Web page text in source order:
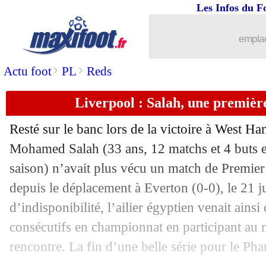
Actu foot> PL > Reds
Les Infos du
Liverpool : Salah, une
Resté sur le banc lors de la victoire à West
Mohamed Salah (33 ans, 12 matchs et 4 buts
saison) n’avait plus vécu un match de
depuis le déplacement à Everton (0-0), le 21
d’indisponibilité, l’ailier égyptien venait ainsi
consécutifs en championnat en participant au
rencontre. La fin d’une belle série pour le
: Fark accuse, changement de
01/12 Juve: la tuile pour Vlahovic
01/12 Chelsea: Caicedo n'a pas l'intention
: David-Openda, Spalletti met la
01/12
01/12 PSG: Doué réagit à son Golden Boy
01/12 Barça: Ter Stegen, de retour et
Espagne : Yamal confiant pour le